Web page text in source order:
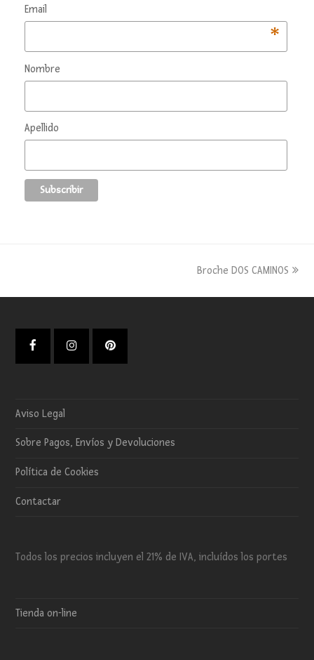
Email
*
Nombre
Apellido
next
Broche DOS CAMINOS
FacebookInstagramPinterest
Aviso Legal
Sobre Pagos, Envíos y Devoluciones
Política de Cookies
Contactar
Todos los precios incluyen el 21% de IVA, incluídos los portes
Tienda on-line